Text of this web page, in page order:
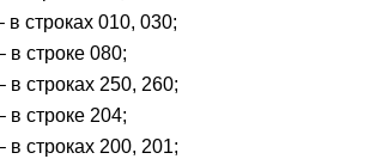
в строках 010, 030;
в строке 080;
в строках 250, 260;
в строке 204;
в строках 200, 201;